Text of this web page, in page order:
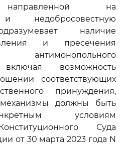
направленной на
недобросовестную
наличие
и пресечения
включая возможность
соответствующих
принуждения,
должны быть
условиям
Суда
от 30 марта 2023 года N